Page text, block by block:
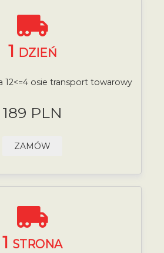
1 DZIEŃ
12<=4 osie transport towarowy
189 PLN
ZAMÓW
1 STRONA